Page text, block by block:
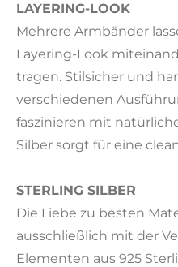
LAYERING-LOOK
Mehrere Armbänder
Layering-Look
tragen. Stilsicher und
verschiedenen
faszinieren mit
Silber sorgt für eine
STERLING SILBER
Die Liebe zu besten
ausschließlich mit der
Elementen aus 925